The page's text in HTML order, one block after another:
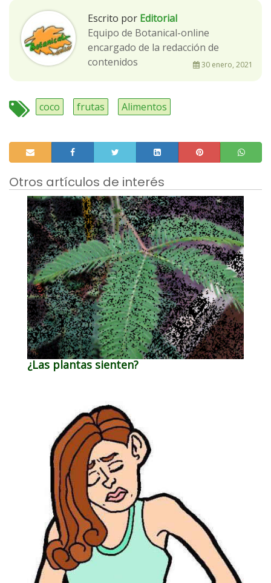
Escrito por Editorial
Equipo de Botanical-online
encargado de la redacción de
contenidos
30 enero, 2021
coco frutas Alimentos
Otros artículos de interés
¿Las plantas sienten?